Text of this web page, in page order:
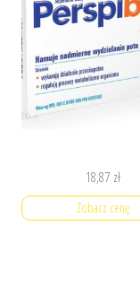
18,87 zł
Zobacz cenę